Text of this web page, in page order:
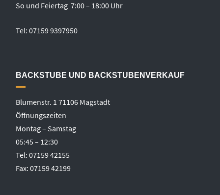
So und Feiertag 7:00 – 18:00 Uhr
Tel: 07159 9397950
BACKSTUBE UND BACKSTUBENVERKAUF
Blumenstr. 1 71106 Magstadt
Öffnungszeiten
Montag – Samstag
05:45 – 12:30
Tel: 07159 42155
Fax: 07159 42199